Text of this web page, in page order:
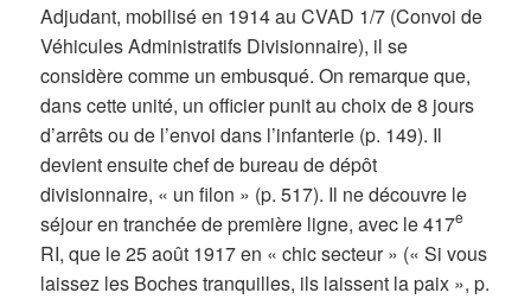
Adjudant, mobilisé en 1914 au CVAD 1/7 (Convoi de
Véhicules Administratifs Divisionnaire), il se
considère comme un embusqué. On remarque que,
dans cette unité, un officier punit au choix de 8 jours
d’arrêts ou de l’envoi dans l’infanterie (p. 149). Il
devient ensuite chef de bureau de dépôt
divisionnaire, « un filon » (p. 517). Il ne découvre le
séjour en tranchée de première ligne, avec le 417e
RI, que le 25 août 1917 en « chic secteur » (« Si vous
laissez les Boches tranquilles, ils laissent la paix », p.